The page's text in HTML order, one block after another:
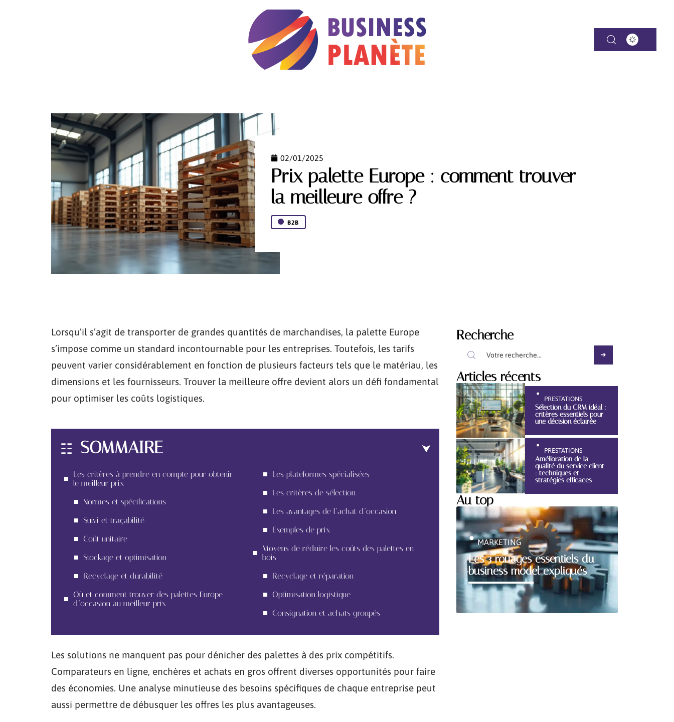
02/01/2025
Prix palette Europe : comment trouver
la meilleure offre ?
B2B
Lorsqu’il s’agit de transporter de grandes quantités de marchandises, la palette Europe
s’impose comme un standard incontournable pour les entreprises. Toutefois, les tarifs
peuvent varier considérablement en fonction de plusieurs facteurs tels que le matériau, les
dimensions et les fournisseurs. Trouver la meilleure offre devient alors un défi fondamental
pour optimiser les coûts logistiques.
SOMMAIRE
Les critères à prendre en compte pour obtenir
le meilleur prix
Normes et spécifications
Suivi et traçabilité
Coût unitaire
Stockage et optimisation
Recyclage et durabilité
Où et comment trouver des palettes Europe
d’occasion au meilleur prix
Les plateformes spécialisées
Les critères de sélection
Les avantages de l’achat d’occasion
Exemples de prix
Moyens de réduire les coûts des palettes en
bois
Recyclage et réparation
Optimisation logistique
Consignation et achats groupés
Les solutions ne manquent pas pour dénicher des palettes à des prix compétitifs.
Comparateurs en ligne, enchères et achats en gros offrent diverses opportunités pour faire
des économies. Une analyse minutieuse des besoins spécifiques de chaque entreprise peut
aussi permettre de débusquer les offres les plus avantageuses.
Recherche
Articles récents
PRESTATIONS
Sélection du CRM idéal :
critères essentiels pour
une décision éclairée
PRESTATIONS
Amélioration de la
qualité du service client
: techniques et
stratégies efficaces
Au top
Les 3 rouages essentiels du
business model expliqués
MARKETING